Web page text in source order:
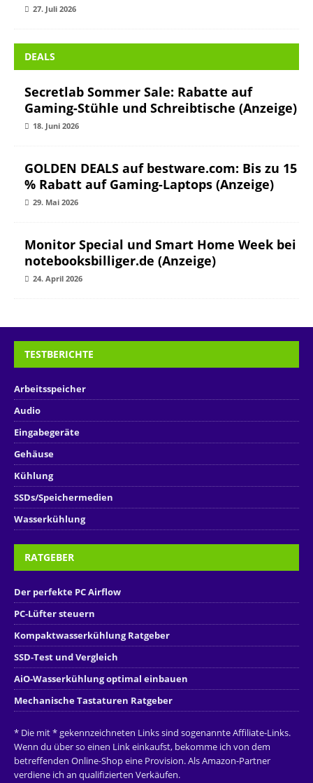
27. Juli 2026
DEALS
Secretlab Sommer Sale: Rabatte auf
Gaming-Stühle und Schreibtische (Anzeige)
18. Juni 2026
GOLDEN DEALS auf bestware.com: Bis zu 15
% Rabatt auf Gaming-Laptops (Anzeige)
29. Mai 2026
Monitor Special und Smart Home Week bei
notebooksbilliger.de (Anzeige)
24. April 2026
TESTBERICHTE
Arbeitsspeicher
Audio
Eingabegeräte
Gehäuse
Kühlung
SSDs/Speichermedien
Wasserkühlung
RATGEBER
Der perfekte PC Airflow
PC-Lüfter steuern
Kompaktwasserkühlung Ratgeber
SSD-Test und Vergleich
AiO-Wasserkühlung optimal einbauen
Mechanische Tastaturen Ratgeber
* Die mit * gekennzeichneten Links sind sogenannte Affiliate-Links.
Wenn du über so einen Link einkaufst, bekomme ich von dem
betreffenden Online-Shop eine Provision. Als Amazon-Partner
verdiene ich an qualifizierten Verkäufen.